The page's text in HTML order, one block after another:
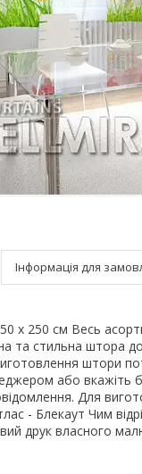
Інформація для
х 250 см Весь
та стильна штора
штори
або
Для
- Блекаут Чим
друк власного